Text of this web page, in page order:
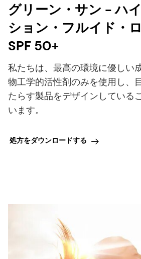
グリーン・サン - ハ
ション・フルイド・
SPF 50+
私たちは、最高の環境に優しい
物工学的活性剤のみを使用し、
たらす製品をデザインしている
います。
処方をダウンロードする